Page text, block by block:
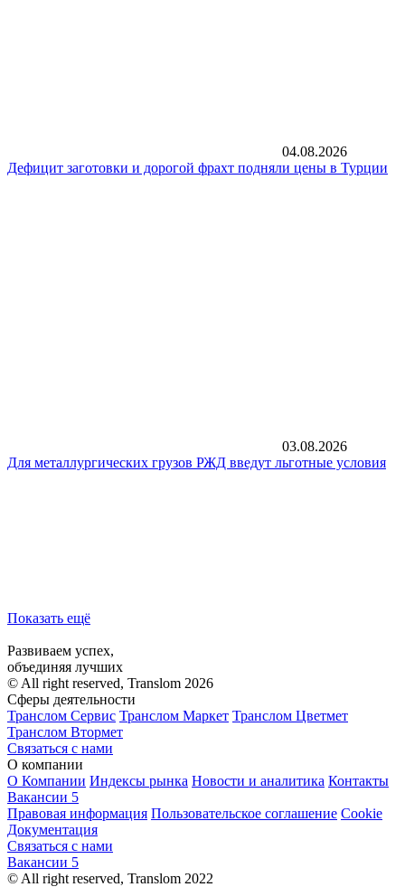
04.08.2026
Дефицит заготовки и дорогой фрахт подняли цены в Турции
03.08.2026
Для металлургических грузов РЖД введут льготные условия
Показать ещё
Развиваем успех,
объединяя лучших
© All right reserved, Translom 2026
Сферы деятельности
Транслом Сервис Транслом Маркет Транслом Цветмет
Транслом Втормет
Связаться с нами
О компании
О Компании Индексы рынка Новости и аналитика Контакты
Вакансии 5
Правовая информация Пользовательское соглашение Cookie
Документация
Связаться с нами
Вакансии 5
© All right reserved, Translom 2022